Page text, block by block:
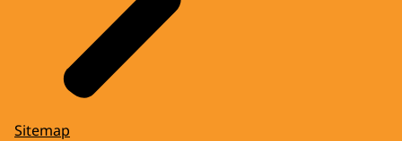
Sitemap